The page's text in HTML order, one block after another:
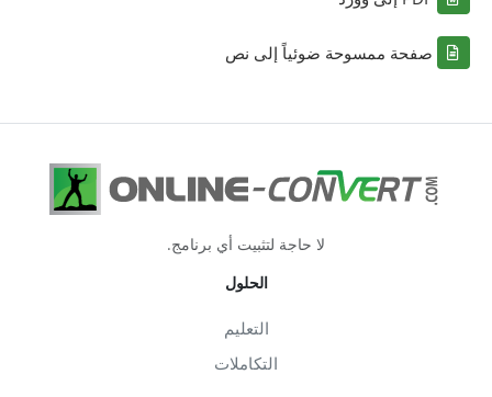
صفحة ممسوحة ضوئياً إلى نص
لا حاجة لتثبيت أي برنامج.
الحلول
التعليم
التكاملات